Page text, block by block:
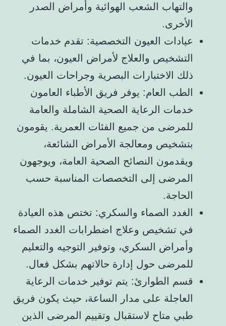
والتهاب الشعب الهوائية وأمراض الصدر
الأخرى.
عيادات العيون التخصصية: تقدم خدمات
التشخيص والعلاج لأمراض العيون، بما في
ذلك الاختبارات البصرية وجراحات العيون.
الطب العام: يوفر فريق الأطباء العامون
خدمات الرعاية الصحية الشاملة والعامة
للمرضى من جميع الفئات العمرية. يقومون
بتشخيص ومعالجة الأمراض الشائعة،
ويقدمون النصائح الصحية العامة، ويوجهون
المرضى إلى التخصصات المناسبة حسب
الحاجة.
الغدد الصماء والسكري: تختص هذه العيادة
في تشخيص وعلاج اضطرابات الغدد الصماء
وأمراض السكري، وتوفير التوجيه والتعليم
للمرضى حول إدارة حالاتهم بشكل فعال.
قسم الطوارئ: يتم توفير خدمات الرعاية
العاجلة على مدار الساعة، حيث يكون فريق
طبي متاح لاستقبال وتقييم المرضى الذين